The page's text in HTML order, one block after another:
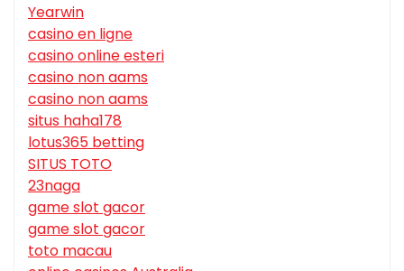
Yearwin
casino en ligne
casino online esteri
casino non aams
casino non aams
situs haha178
lotus365 betting
SITUS TOTO
23naga
game slot gacor
game slot gacor
toto macau